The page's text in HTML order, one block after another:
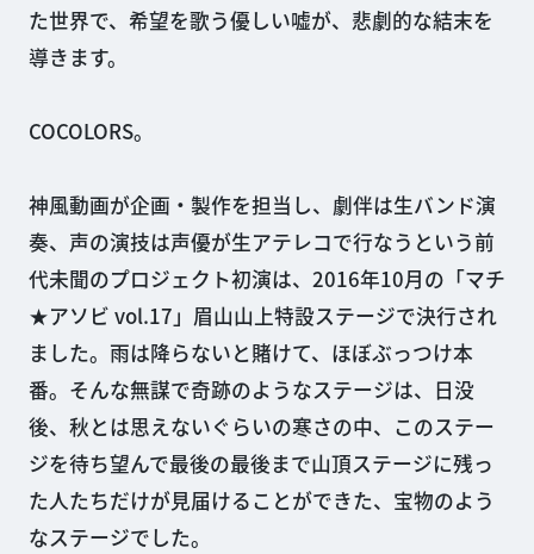
た世界で、希望を歌う優しい嘘が、悲劇的な結末を
導きます。
COCOLORS。
神風動画が企画・製作を担当し、劇伴は生バンド演
奏、声の演技は声優が生アテレコで行なうという前
代未聞のプロジェクト初演は、2016年10月の「マチ
★アソビ vol.17」眉山山上特設ステージで決行され
ました。雨は降らないと賭けて、ほぼぶっつけ本
番。そんな無謀で奇跡のようなステージは、日没
後、秋とは思えないぐらいの寒さの中、このステー
ジを待ち望んで最後の最後まで山頂ステージに残っ
た人たちだけが見届けることができた、宝物のよう
なステージでした。